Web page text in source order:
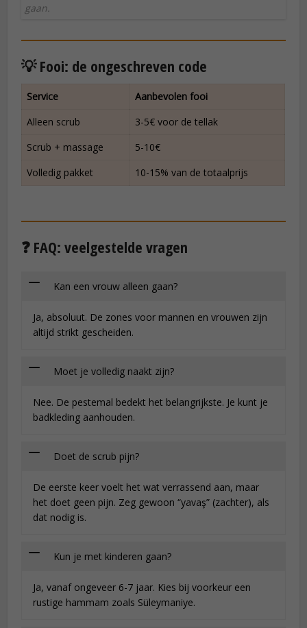
gaan.
💡 Fooi: de ongeschreven code
Service
Aanbevolen fooi
Alleen scrub
3-5€ voor de tellak
Scrub + massage
5-10€
Volledig pakket
10-15% van de totaalprijs
❓ FAQ: veelgestelde vragen
Kan een vrouw alleen gaan?
Ja, absoluut. De zones voor mannen en vrouwen zijn
altijd strikt gescheiden.
Moet je volledig naakt zijn?
Nee. De pestemal bedekt het belangrijkste. Je kunt je
badkleding aanhouden.
Doet de scrub pijn?
De eerste keer voelt het wat verrassend aan, maar
het doet geen pijn. Zeg gewoon “yavaş” (zachter), als
dat nodig is.
Kun je met kinderen gaan?
Ja, vanaf ongeveer 6-7 jaar. Kies bij voorkeur een
rustige hammam zoals Süleymaniye.